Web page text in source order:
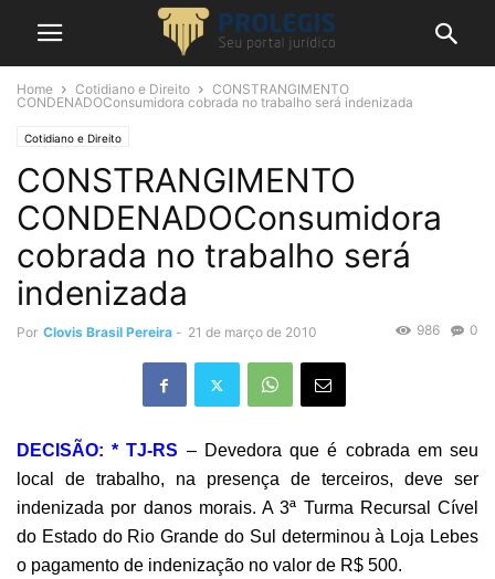
Home Cotidiano e Direito
CONSTRANGIMENTO
CONDENADOConsumidora cobrada no trabalho será indenizada
Cotidiano e Direito
CONSTRANGIMENTO
CONDENADOConsumidora
cobrada no trabalho será
indenizada
Por Clovis Brasil Pereira - 21 de março de 2010 0
986
DECISÃO: * TJ-RS – Devedora que é cobrada em seu
local de trabalho, na presença de terceiros, deve ser
indenizada por danos morais. A 3ª Turma Recursal Cível
do Estado do Rio Grande do Sul determinou à Loja Lebes
o pagamento de indenização no valor de R$ 500.